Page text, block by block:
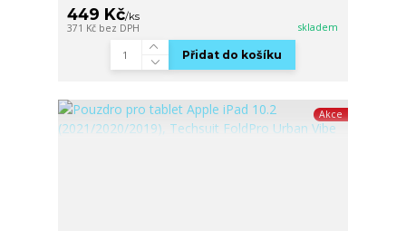
449 Kč/ks
371 Kč bez DPH skladem
Přidat do košíku
Akce